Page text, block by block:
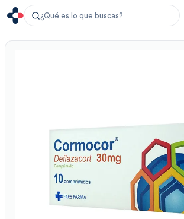
¿Qué es lo que buscas?